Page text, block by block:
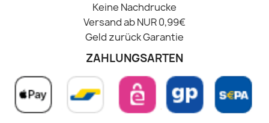
Keine Nachdrucke
Versand ab NUR 0,99€
Geld zurück Garantie
ZAHLUNGSARTEN